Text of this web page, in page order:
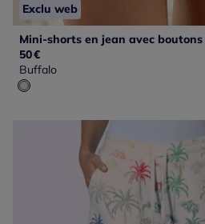
Exclu web
Mini-shorts en jean avec
50€
Buffalo